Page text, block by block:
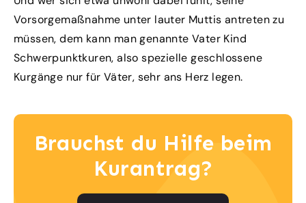
Vorsorgemaßnahme unter lauter Muttis antreten zu
müssen, dem kann man genannte Vater Kind
Schwerpunktkuren, also spezielle geschlossene
Kurgänge nur für Väter, sehr ans Herz legen.
Brauchst du Hilfe beim
Kurantrag?